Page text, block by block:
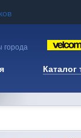
Каталог